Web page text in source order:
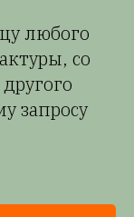
любого
со
запросу